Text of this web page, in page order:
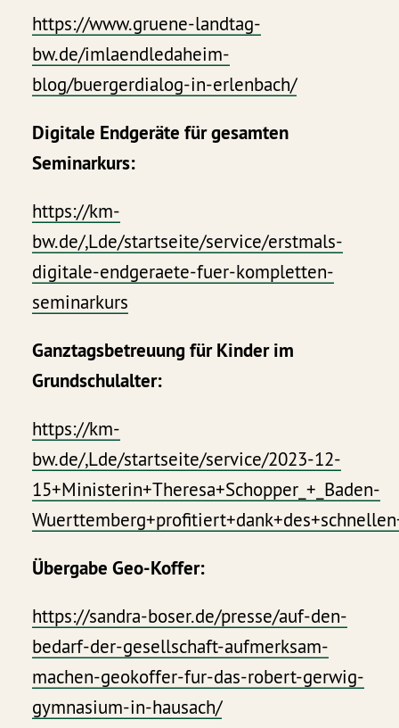
https://www.gruene-landtag-
bw.de/imlaendledaheim-
blog/buergerdialog-in-erlenbach/
Digitale Endgeräte für gesamten
Seminarkurs:
https://km-
bw.de/,Lde/startseite/service/erstmals-
digitale-endgeraete-fuer-kompletten-
seminarkurs
Ganztagsbetreuung für Kinder im
Grundschulalter:
https://km-
bw.de/,Lde/startseite/service/2023-12-
15+Ministerin+Theresa+Schopper_+_Baden-
Übergabe Geo-Koffer:
https://sandra-boser.de/presse/auf-den-
bedarf-der-gesellschaft-aufmerksam-
machen-geokoffer-fur-das-robert-gerwig-
gymnasium-in-hausach/